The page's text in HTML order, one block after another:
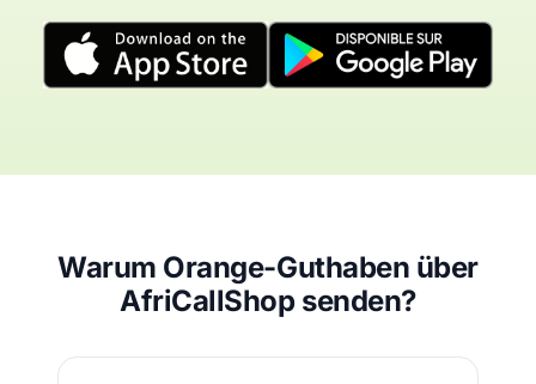
Warum Orange-Guthaben über
AfriCallShop senden?